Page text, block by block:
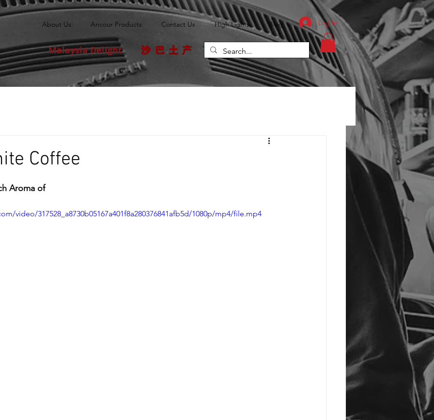
About Us Ancour Products Contact Us High Lights Blog Log In
Malaysia Delight 沙巴土产
Coffee
Aroma of
video/317528_a8730b05167a401f8a280376841afb5d/1080p/mp4/file.mp4